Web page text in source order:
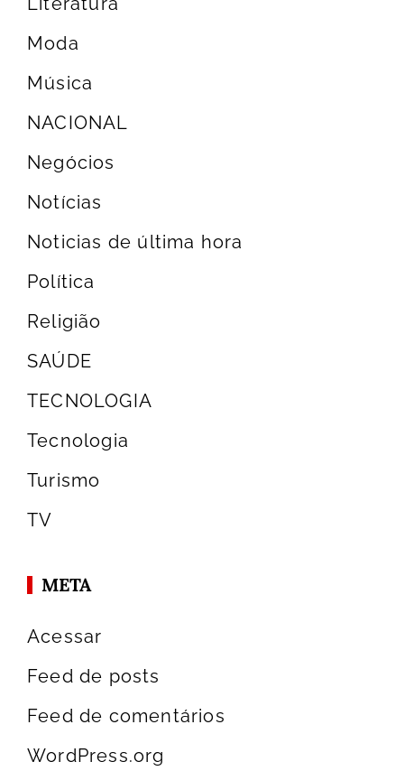
Moda
Música
NACIONAL
Negócios
Notícias
Noticias de última hora
Política
Religião
SAÚDE
TECNOLOGIA
Tecnologia
Turismo
TV
META
Acessar
Feed de posts
Feed de comentários
WordPress.org